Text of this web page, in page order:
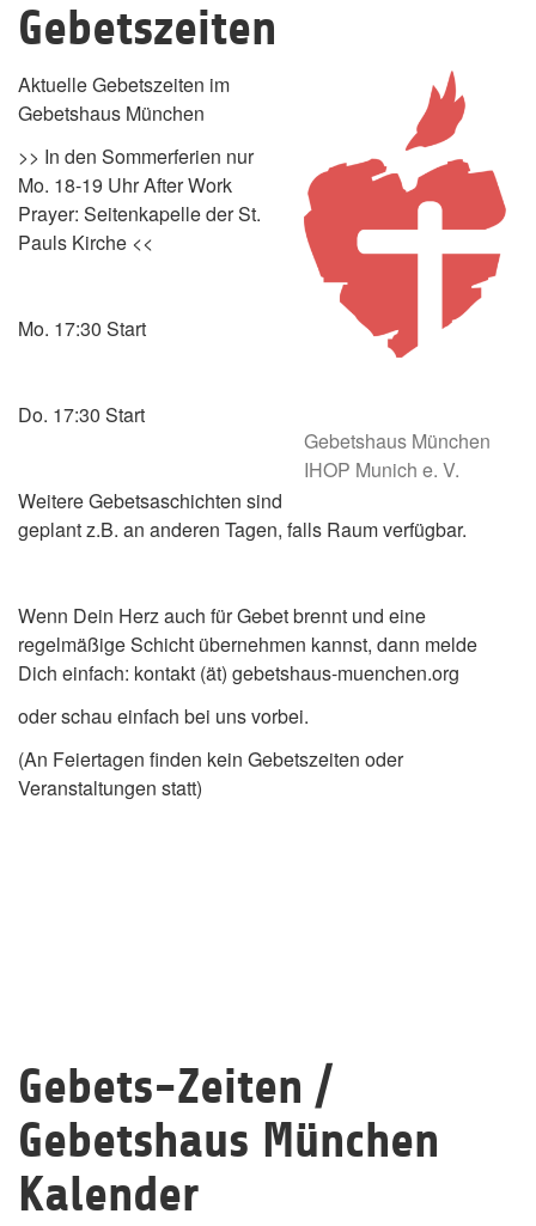
Gebetszeiten
Gebetshaus München
IHOP Munich e. V.
Aktuelle Gebetszeiten im
Gebetshaus München
>> In den Sommerferien nur
Mo. 18-19 Uhr After Work
Prayer: Seitenkapelle der St.
Pauls Kirche <<
Mo. 17:30 Start
Do. 17:30 Start
Weitere Gebetsaschichten sind
geplant z.B. an anderen Tagen, falls Raum verfügbar.
Wenn Dein Herz auch für Gebet brennt und eine
regelmäßige Schicht übernehmen kannst, dann melde
Dich einfach: kontakt (ät) gebetshaus-muenchen.org
oder schau einfach bei uns vorbei.
(An Feiertagen finden kein Gebetszeiten oder
Veranstaltungen statt)
Gebets-Zeiten /
Gebetshaus München
Kalender